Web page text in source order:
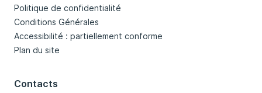
Politique de confidentialité
Conditions Générales
Accessibilité : partiellement conforme
Plan du site
Contacts